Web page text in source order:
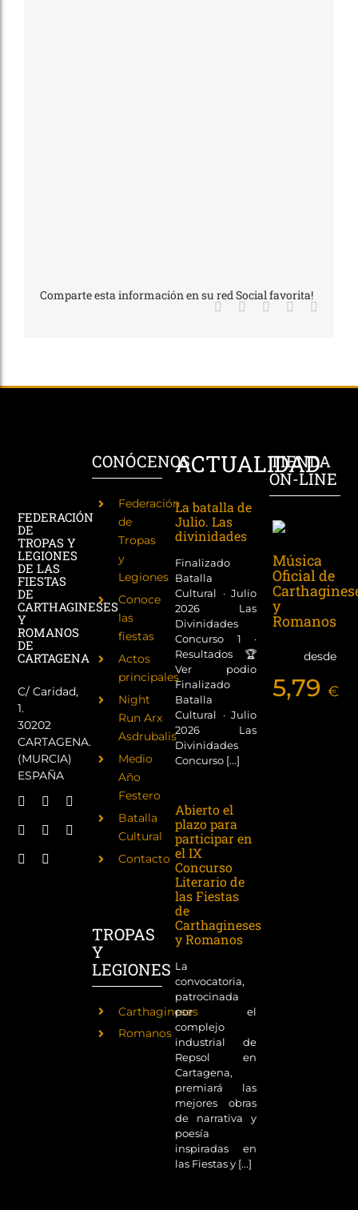
Comparte esta información en su red Social favorita!
Facebook LinkedInWhatsApp
FEDERACIÓN
DE
TROPAS Y
LEGIONES
DE LAS
FIESTAS
DE
CARTHAGINESES
Y
ROMANOS
DE
CARTAGENA
C/ Caridad,
1.
30202
CARTAGENA.
(MURCIA)
ESPAÑA
CONÓCENOS
Federación
de
Tropas
y
Legiones
Conoce
las
fiestas
Actos
principales
Night
Run Arx
Asdrubalis
Medio
Año
Festero
Batalla
Cultural
Contacto
TROPAS
Y
LEGIONES
Carthagineses
Romanos
ACTUALIDAD
La batalla de
Julio. Las
divinidades
Finalizado
Batalla
Cultural · Julio
2026 Las
Divinidades
Concurso 1 ·
Resultados 🏆
Ver podio
Finalizado
Batalla
Cultural · Julio
2026 Las
Divinidades
Concurso [...]
Abierto el
plazo para
participar en
el IX
Concurso
Literario de
las Fiestas
de
Carthagineses
y Romanos
La
convocatoria,
patrocinada
por el
complejo
industrial de
Repsol en
Cartagena,
premiará las
mejores obras
de narrativa y
poesía
inspiradas en
las Fiestas y [...]
TIENDA
ON-LINE
Música
Oficial de
y
Romanos
desde
5,79€